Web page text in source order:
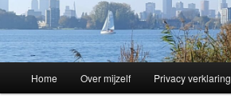
Skip
Home Over mijzelf Privacy verklaring